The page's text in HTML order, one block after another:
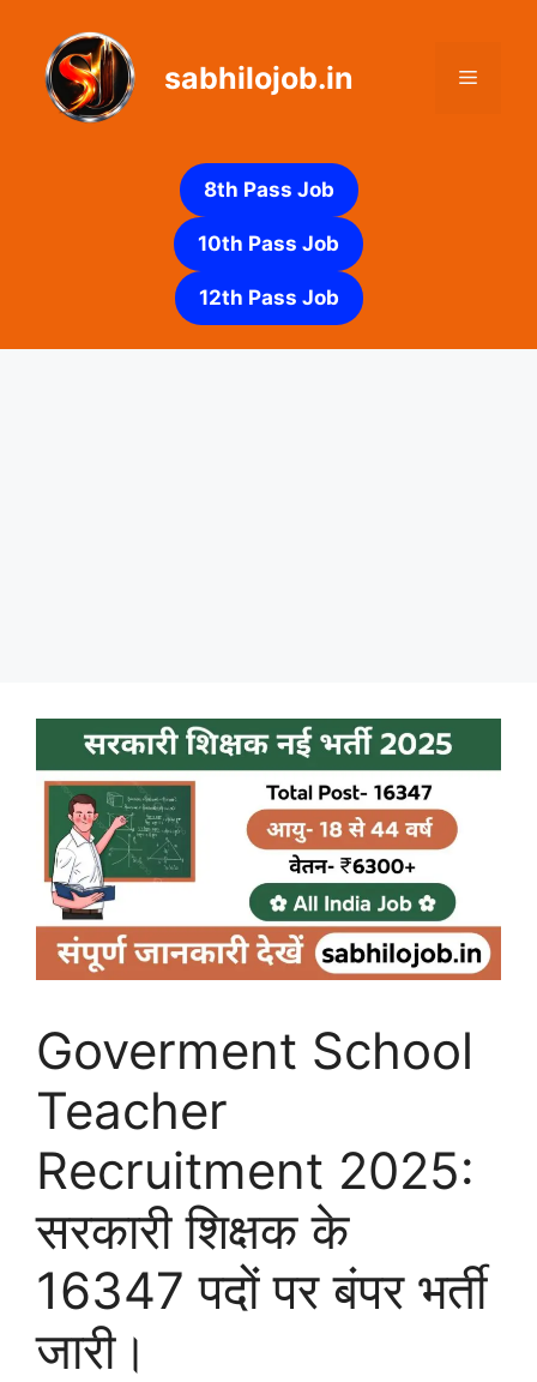
content
sabhilojob.in Menu
8th Pass Job
10th Pass Job
12th Pass Job
Goverment School
Teacher
Recruitment 2025:
सरकारी शिक्षक के
16347 पदों पर बंपर भर्ती
जारी।